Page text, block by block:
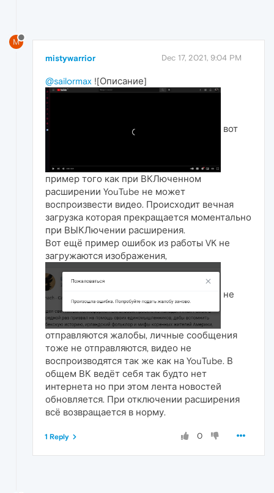
M
mistywarrior Dec 17, 2021, 9:04 PM
@sailormax ![Описание]
вот
пример того как при ВКЛюченном
расширении YouTube не может
воспроизвести видео. Происходит вечная
загрузка которая прекращается моментально
при ВЫКЛючении расширения.
Вот ещё пример ошибок из работы VK не
загружаются изображения,
не
отправляются жалобы, личные сообщения
тоже не отправляются, видео не
воспроизводятся так же как на YouTube. В
общем ВК ведёт себя так будто нет
интернета но при этом лента новостей
обновляется. При отключении расширения
всё возвращается в норму.
0
1 Reply